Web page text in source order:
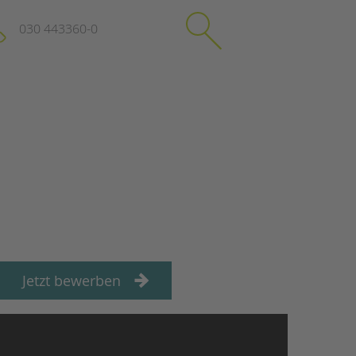
schließen
030 443360-0
Jetzt bewerben